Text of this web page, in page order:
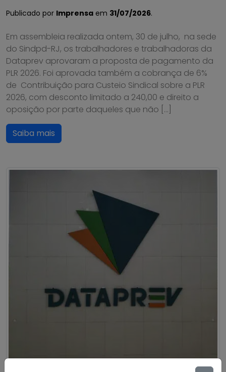
Publicado por Imprensa em 31/07/2026.
Em assembleia realizada ontem, 30 de julho, na sede
do Sindpd-RJ, os trabalhadores e trabalhadoras da
Dataprev aprovaram a proposta de pagamento da
PLR 2026. Foi aprovada também a cobrança de 6%
de Contribuição para Custeio Sindical sobre a PLR
2026, com desconto limitado a 240,00 e direito a
oposição por parte daqueles que não […]
Saiba mais